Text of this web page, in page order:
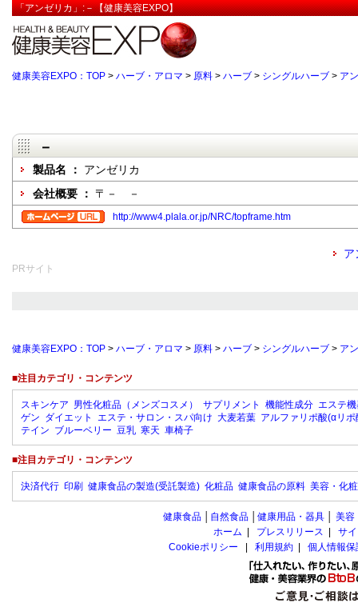
「アンゼリカ」:－【健康美容EXPO】
健康美容EXPO：TOP > ハーブ・アロマ > 原料 > ハーブ > シングルハーブ > ア
－
製品名 ： アンゼリカ
会社概要 ： 〒－ －
http://www4.plala.or.jp/NRC/topframe.htm
ア
PRサイト
健康美容EXPO：TOP > ハーブ・アロマ > 原料 > ハーブ > シングルハーブ > ア
■注目カテゴリ・コンテンツ
スキンケア 男性化粧品（メンズコスメ） サプリメント 機能性成分 エステ
ゲン ダイエット エステ・サロン・スパ向け 大麦若葉 アルファリポ酸(αリポ
テイン ブルーベリー 豆乳 寒天 車椅子
■注目カテゴリ・コンテンツ
決済代行 印刷 健康食品の製造(受託製造) 化粧品 健康食品の原料 美容・化
健康食品 自然食品 健康用品・器具 美容
ホーム
プレスリリース
サ
Cookieポリシー
利用規約 個人情報